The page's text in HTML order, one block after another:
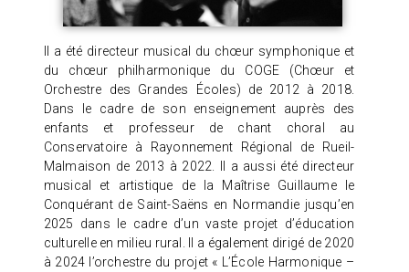
Il a été directeur musical du chœur symphonique et
du chœur philharmonique du COGE (Chœur et
Orchestre des Grandes Écoles) de 2012 à 2018.
Dans le cadre de son enseignement auprès des
enfants et professeur de chant choral au
Conservatoire à Rayonnement Régional de Rueil-
Malmaison de 2013 à 2022. Il a aussi été directeur
musical et artistique de la Maîtrise Guillaume le
Conquérant de Saint-Saëns en Normandie jusqu’en
2025 dans le cadre d’un vaste projet d’éducation
culturelle en milieu rural. Il a également dirigé de 2020
à 2024 l’orchestre du projet « L’École Harmonique –